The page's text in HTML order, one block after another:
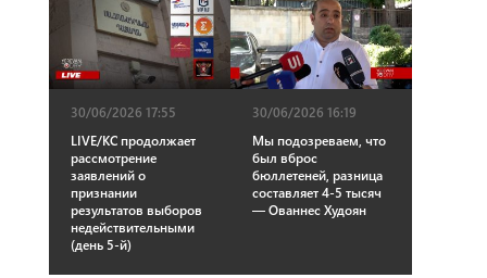
30/06/2026 17:55
LIVE/КС продолжает
рассмотрение
заявлений о
признании
результатов выборов
недействительными
(день 5-й)
30/06/2026 16:19
Мы подозреваем, что
был вброс
бюллетеней, разница
составляет 4-5 тысяч
— Ованнес Худоян